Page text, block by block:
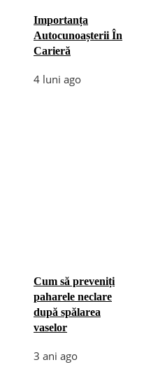
Importanța
Autocunoașterii În
Carieră
4 luni ago
Cum să preveniți
paharele neclare
după spălarea
vaselor
3 ani ago